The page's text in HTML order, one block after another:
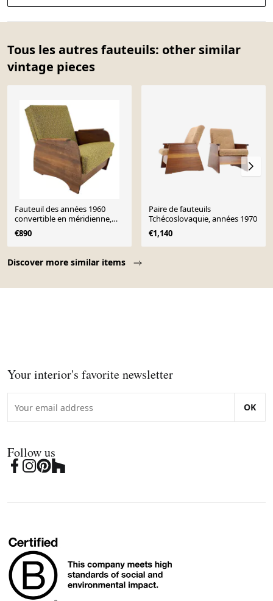
Tous les autres fauteuils: other similar
vintage pieces
Discover more similar items
Fauteuil des années 1960
convertible en méridienne,
Tchécoslovaquie
€890
Paire de fauteuils
Tchécoslovaquie, années 1970
€1,140
Your interior's favorite newsletter
OK
Follow us